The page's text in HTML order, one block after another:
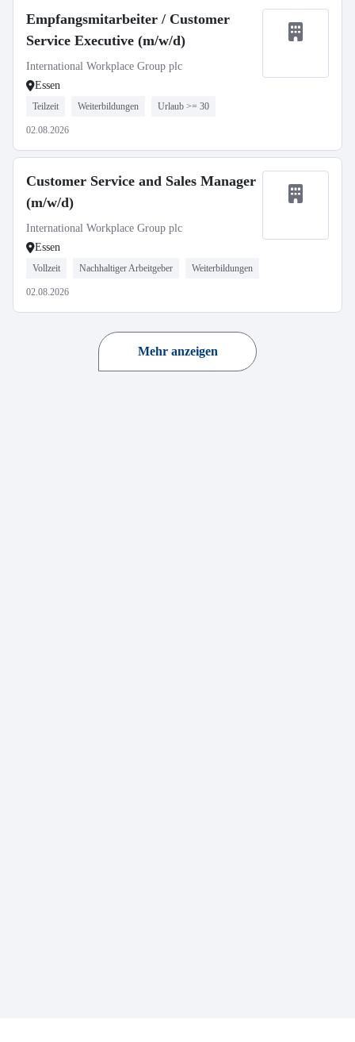
Empfangsmitarbeiter / Customer
Service Executive (m/w/d)
International Workplace Group plc
Essen
Teilzeit Weiterbildungen Urlaub >= 30
02.08.2026
Customer Service and Sales Manager
(m/w/d)
International Workplace Group plc
Essen
Vollzeit Nachhaltiger Arbeitgeber Weiterbildungen
02.08.2026
Mehr anzeigen